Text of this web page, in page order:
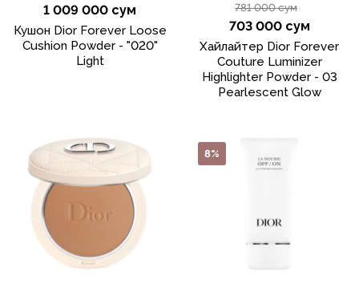
1 009 000 сум
Кушон Dior Forever Loose
Cushion Powder - "020"
Light
781 000 сум
703 000 сум
Хайлайтер Dior Forever
Couture Luminizer
Highlighter Powder - 03
Pearlescent Glow
8%